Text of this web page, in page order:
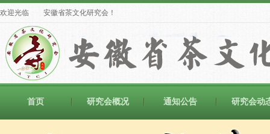
欢迎光临 安徽省茶文化研究会！
首页 研究会概况 通知公告 研究会动